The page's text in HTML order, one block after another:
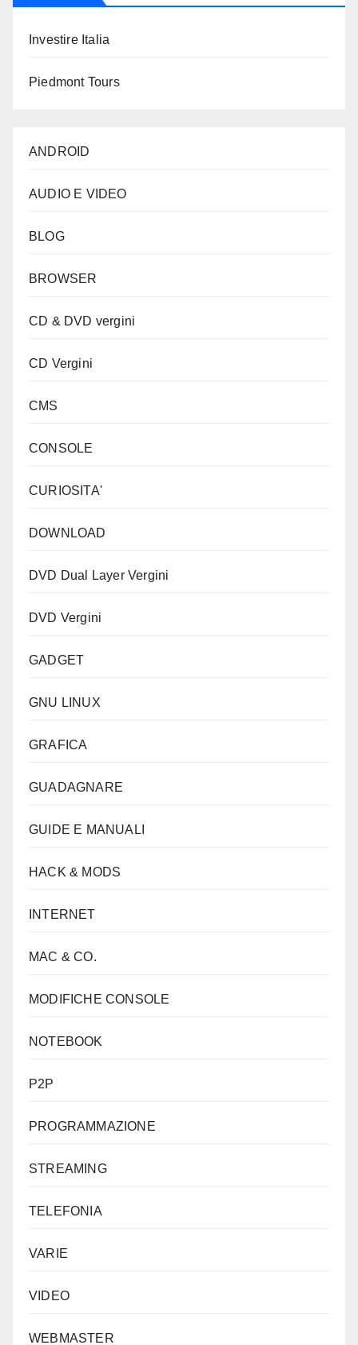
Investire Italia
Piedmont Tours
ANDROID
AUDIO E VIDEO
BLOG
BROWSER
CD & DVD vergini
CD Vergini
CMS
CONSOLE
CURIOSITA'
DOWNLOAD
DVD Dual Layer Vergini
DVD Vergini
GADGET
GNU LINUX
GRAFICA
GUADAGNARE
GUIDE E MANUALI
HACK & MODS
INTERNET
MAC & CO.
MODIFICHE CONSOLE
NOTEBOOK
P2P
PROGRAMMAZIONE
STREAMING
TELEFONIA
VARIE
VIDEO
WEBMASTER